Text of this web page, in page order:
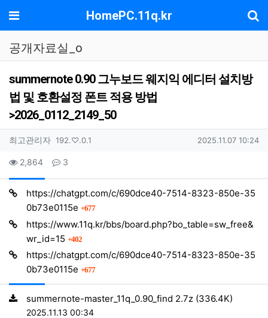
메뉴 HomePC.11q.kr
공개자료실_o
summernote 0.90 그누보드 웨지익 에디터 설치방
법 및 호환설정 폰트 적용 방법
>2026_0112_2149_50
작성자 정보
최고관리자작성
192.♡.0.1아이피 작성일
2025.11.07 10:24
컨텐츠 정보
2,864 조회 3
https://chatgpt.com/c/690dce40-7514-8323-850e-35
0b73e0115e
677회 연결
https://www.11q.kr/bbs/board.php?bo_table=sw_free&
wr_id=15
402회 연결
https://chatgpt.com/c/690dce40-7514-8323-850e-35
0b73e0115e
677회 연결
summernote-master_11q_0.90_find 2.7z 파일크기
(336.4K)
등록일
2025.11.13 00:34